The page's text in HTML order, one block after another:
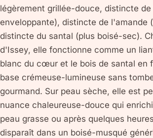
légèrement grillée-douce, distincte
enveloppante), distincte de l'amande
distincte du santal (plus boisé-sec).
d'Issey, elle fonctionne comme un
blanc du cœur et le bois de santal en
base crémeuse-lumineuse sans
gourmand. Sur peau sèche, elle est
nuance chaleureuse-douce qui
peau grasse ou après quelques
disparaît dans un boisé-musqué